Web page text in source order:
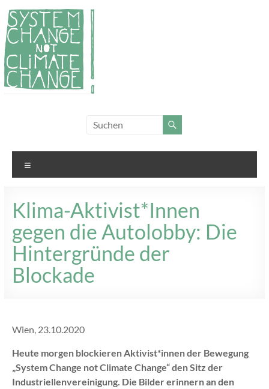
Zum
Inhalt
springen
Change!
Klima-Aktivist*Innen
gegen die Autolobby: Die
Hintergründe der
Blockade
Wien, 23.10.2020
Heute morgen blockieren Aktivist*innen der Bewegung
„System Change not Climate Change“ den Sitz der
Industriellenvereinigung. Die Bilder erinnern an den